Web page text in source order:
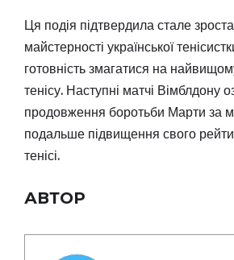
Ця подія підтвердила стале
майстерності української
готовність змагатися на
тенісу. Наступні матчі Вімблдону
продовження боротьби Марти за
подальше підвищення свого
тенісі.
АВТОР